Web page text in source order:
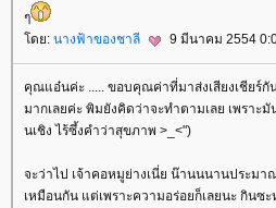
ๆ
ดย: นางฟ้าของชาลี 9 มีนาคม 2554
คุณแอ๋นค่ะ ..... ขอบคุณค่าที่มาส่งเสียงเชียร์
มากเลยค่ะ พิมยังคิดว่าจะทำตามเลย เพราะ
นเชิง ไร้ซึ้งคำว่าสุขภาพ >_<")
จะว่าไป เจ้าคอหมูย่างเนี่ย น๊านนนานประมา
เหมือนกัน แต่เพราะความอร่อยก็เลยนะ กิน